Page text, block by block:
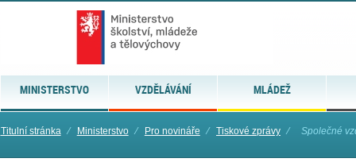
MINISTERSTVO VZDĚLÁVÁNÍ MLÁDEŽ
Titulní stránka ⁄ Ministerstvo ⁄ Pro novináře ⁄ Tiskové zprávy ⁄ Společné